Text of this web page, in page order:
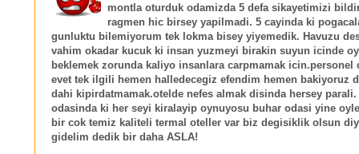
montla oturduk odamizda 5 defa sikayetimizi
ragmen hic birsey yapilmadi. 5 cayinda ki
gunluktu bilemiyorum tek lokma bisey yiyemedik. Havuzu
vahim okadar kucuk ki insan yuzmeyi birakin suyun icinde
beklemek zorunda kaliyo insanlara carpmamak
evet tek ilgili hemen halledecegiz efendim hemen bakiyoruz
dahi kipirdatmamak.otelde nefes almak disinda hersey parali.
odasinda ki her seyi kiralayip oynuyosu buhar odasi yine
bir cok temiz kaliteli termal oteller var biz degisiklik olsun
gidelim dedik bir daha ASLA!